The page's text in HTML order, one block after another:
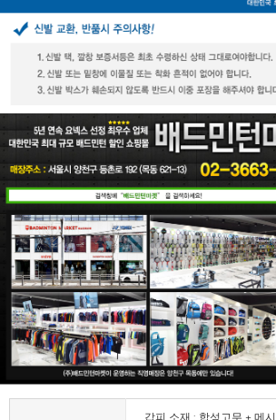
갑피 소재 : 합성고무 + 메시